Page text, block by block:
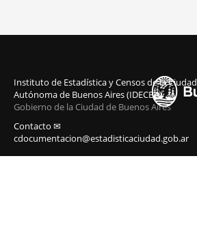
Instituto de Estadística y Censos de la Ciudad
Autónoma de Buenos Aires (IDECBA)
Gobierno de la Ciudad de Buenos Aires
Contacto ✉
cdocumentacion@estadisticaciudad.gob.ar